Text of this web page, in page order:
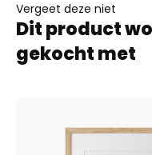
Vergeet deze niet
Dit product
gekocht met